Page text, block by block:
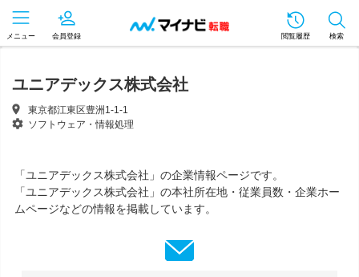
メニュー 会員登録 閲覧履歴 検索
ユニアデックス株式会社
東京都江東区豊洲1-1-1
ソフトウェア・情報処理
「ユニアデックス株式会社」の企業情報ページです。
「ユニアデックス株式会社」の本社所在地・従業員数・企業ホー
ムページなどの情報を掲載しています。